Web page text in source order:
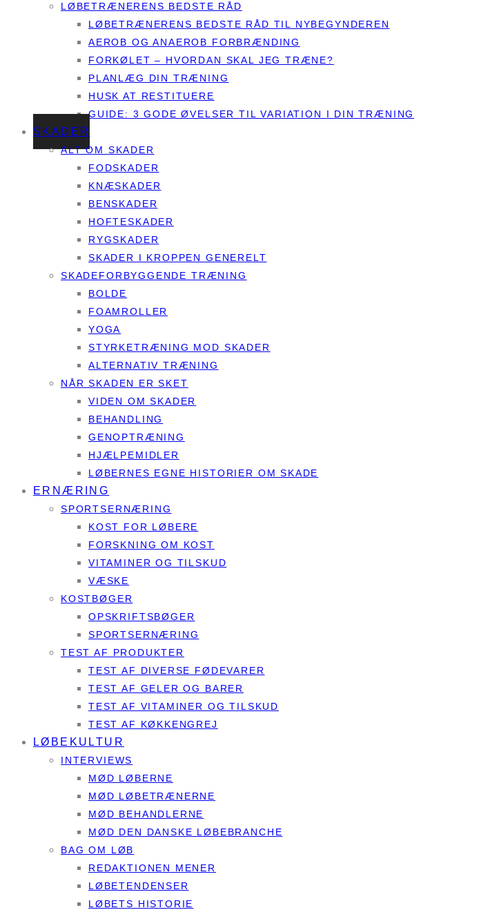
LØBETRÆNERENS BEDSTE RÅD
LØBETRÆNERENS BEDSTE RÅD TIL NYBEGYNDEREN
AEROB OG ANAEROB FORBRÆNDING
FORKØLET – HVORDAN SKAL JEG TRÆNE?
PLANLÆG DIN TRÆNING
HUSK AT RESTITUERE
GUIDE: 3 GODE ØVELSER TIL VARIATION I DIN TRÆNING
SKADER
ALT OM SKADER
FODSKADER
KNÆSKADER
BENSKADER
HOFTESKADER
RYGSKADER
SKADER I KROPPEN GENERELT
SKADEFORBYGGENDE TRÆNING
BOLDE
FOAMROLLER
YOGA
STYRKETRÆNING MOD SKADER
ALTERNATIV TRÆNING
NÅR SKADEN ER SKET
VIDEN OM SKADER
BEHANDLING
GENOPTRÆNING
HJÆLPEMIDLER
LØBERNES EGNE HISTORIER OM SKADE
ERNÆRING
SPORTSERNÆRING
KOST FOR LØBERE
FORSKNING OM KOST
VITAMINER OG TILSKUD
VÆSKE
KOSTBØGER
OPSKRIFTSBØGER
SPORTSERNÆRING
TEST AF PRODUKTER
TEST AF DIVERSE FØDEVARER
TEST AF GELER OG BARER
TEST AF VITAMINER OG TILSKUD
TEST AF KØKKENGREJ
LØBEKULTUR
INTERVIEWS
MØD LØBERNE
MØD LØBETRÆNERNE
MØD BEHANDLERNE
MØD DEN DANSKE LØBEBRANCHE
BAG OM LØB
REDAKTIONEN MENER
LØBETENDENSER
LØBETS HISTORIE